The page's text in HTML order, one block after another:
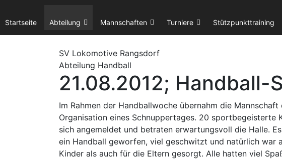
Startseite Abteilung Mannschaften Turniere Stützpunkttraining
SV Lokomotive Rangsdorf
Abteilung Handball
21.08.2012; Handball-
Im Rahmen der Handballwoche übernahm die
Organisation eines Schnuppertages. 20
sich angemeldet und betraten erwartungsvoll die Halle.
ein Handball geworfen, viel geschwitzt und natürlich war
Kinder als auch für die Eltern gesorgt. Alle hatten viel